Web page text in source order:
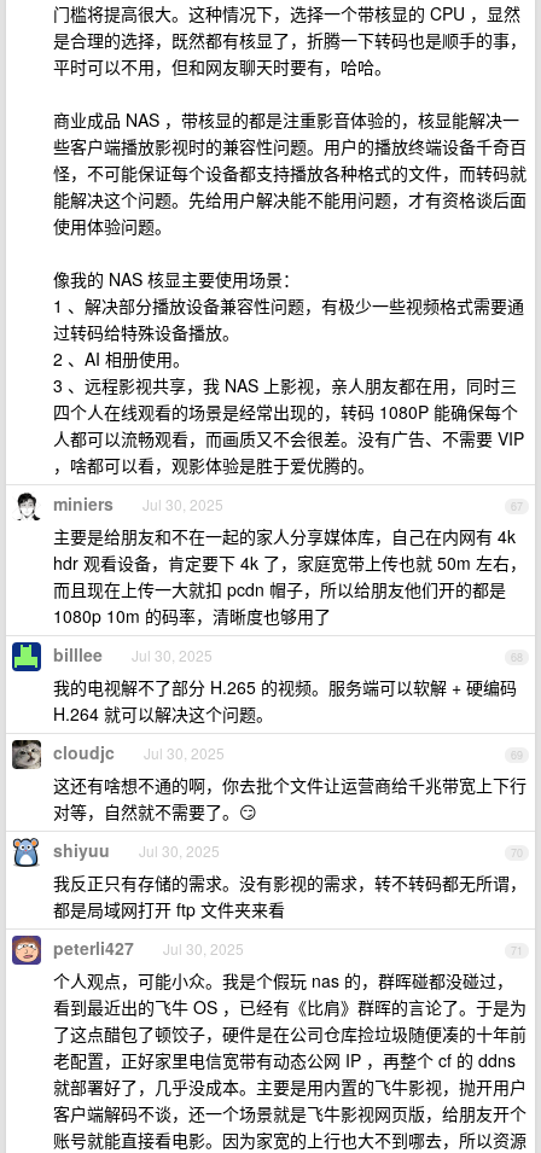
门槛将提高很大。这种情况下，选择一个带核显的 CPU ，显然
是合理的选择，既然都有核显了，折腾一下转码也是顺手的事，
平时可以不用，但和网友聊天时要有，哈哈。
商业成品 NAS ，带核显的都是注重影音体验的，核显能解决一
些客户端播放影视时的兼容性问题。用户的播放终端设备千奇百
怪，不可能保证每个设备都支持播放各种格式的文件，而转码就
能解决这个问题。先给用户解决能不能用问题，才有资格谈后面
使用体验问题。
像我的 NAS 核显主要使用场景：
1 、解决部分播放设备兼容性问题，有极少一些视频格式需要通
过转码给特殊设备播放。
2 、AI 相册使用。
3 、远程影视共享，我 NAS 上影视，亲人朋友都在用，同时三
四个人在线观看的场景是经常出现的，转码 1080P 能确保每个
人都可以流畅观看，而画质又不会很差。没有广告、不需要 VIP
，啥都可以看，观影体验是胜于爱优腾的。
67
miniers Jul 30, 2025
主要是给朋友和不在一起的家人分享媒体库，自己在内网有 4k
hdr 观看设备，肯定要下 4k 了，家庭宽带上传也就 50m 左右，
而且现在上传一大就扣 pcdn 帽子，所以给朋友他们开的都是
1080p 10m 的码率，清晰度也够用了
68
billlee Jul 30, 2025
我的电视解不了部分 H.265 的视频。服务端可以软解 + 硬编码
H.264 就可以解决这个问题。
69
cloudjc Jul 30, 2025
这还有啥想不通的啊，你去批个文件让运营商给千兆带宽上下行
对等，自然就不需要了。😏
70
shiyuu Jul 30, 2025
我反正只有存储的需求。没有影视的需求，转不转码都无所谓，
都是局域网打开 ftp 文件夹来看
71
peterli427 Jul 30, 2025
个人观点，可能小众。我是个假玩 nas 的，群晖碰都没碰过，
看到最近出的飞牛 OS ，已经有《比肩》群晖的言论了。于是为
了这点醋包了顿饺子，硬件是在公司仓库捡垃圾随便凑的十年前
老配置，正好家里电信宽带有动态公网 IP ，再整个 cf 的 ddns
就部署好了，几乎没成本。主要是用内置的飞牛影视，抛开用户
客户端解码不谈，还一个场景就是飞牛影视网页版，给朋友开个
账号就能直接看电影。因为家宽的上行也大不到哪去，所以资源